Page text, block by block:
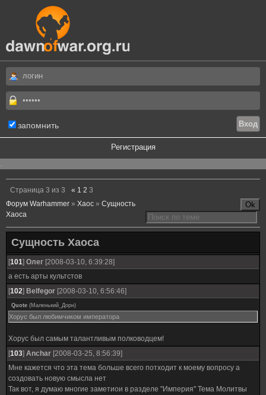
запомнить
Регистрация
.
Страница 3 из 3 « 1 2 3
Форум Warhammer » Хаос » Сущность
Хаоса
Сущность Хаоса
[101] Олег [2008-03-10, 6:39:28]
а есть арты культстов
[102] Belfegor [2008-03-10, 6:56:46]
Quote (Маленький_Дорн)
Хорус был любимчиком императора
Хорус был самым талантливым полководцем!
[103] Anchar [2008-03-25, 8:56:39]
Мне кажется что эта тема больше всего потходит к моему вопросу а
создовать новую смысла нет
Так вот, я думаю многие заметиои в разделе "Империя" Тема Молитвы